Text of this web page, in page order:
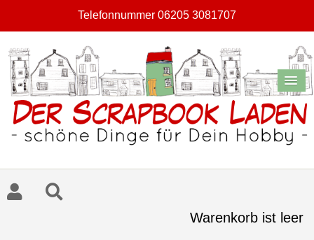
Telefonnummer 06205 3081707
Warenkorb ist leer